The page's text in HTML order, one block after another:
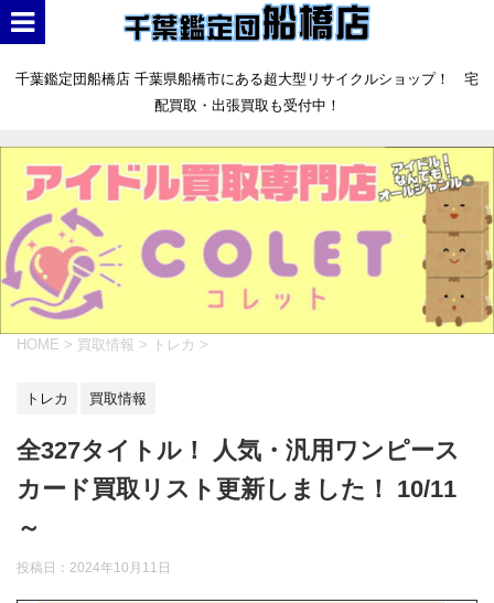
千葉鑑定団船橋店 千葉県船橋市にある超大型リサイクルショップ！ 宅
配買取・出張買取も受付中！
HOME > 買取情報 > トレカ >
トレカ 買取情報
全327タイトル！ 人気・汎用ワンピース
カード買取リスト更新しました！ 10/11
～
投稿日： 2024年10月11日